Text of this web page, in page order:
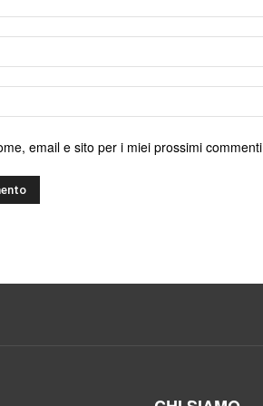
email e sito per i miei prossimi commenti